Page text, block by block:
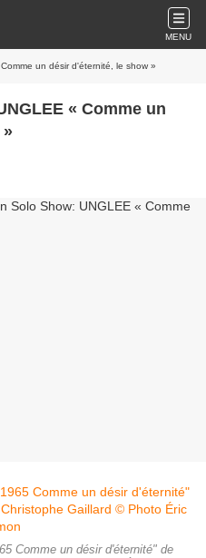
MENU
un désir d'éternité, le show »
« Comme un
Comme un désir d'éternité" de